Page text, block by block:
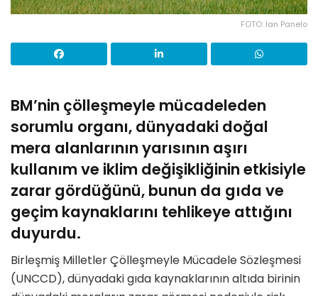
FOTO: Ian Panelo
BM’nin çölleşmeyle mücadeleden
sorumlu organı, dünyadaki doğal
mera alanlarının yarısının aşırı
kullanım ve iklim değişikliğinin etkisiyle
zarar gördüğünü, bunun da gıda ve
geçim kaynaklarını tehlikeye attığını
duyurdu.
Birleşmiş Milletler Çölleşmeyle Mücadele Sözleşmesi
(UNCCD), dünyadaki gıda kaynaklarının altıda birinin